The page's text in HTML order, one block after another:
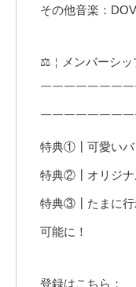
その他音楽：
⚖️￤メンバーシッ
￣￣￣￣￣￣￣
￣￣￣￣￣￣￣
特典①┃可愛いバ
特典②┃オリジナ
特典③┃たまに行
可能に！
登録はこちら：